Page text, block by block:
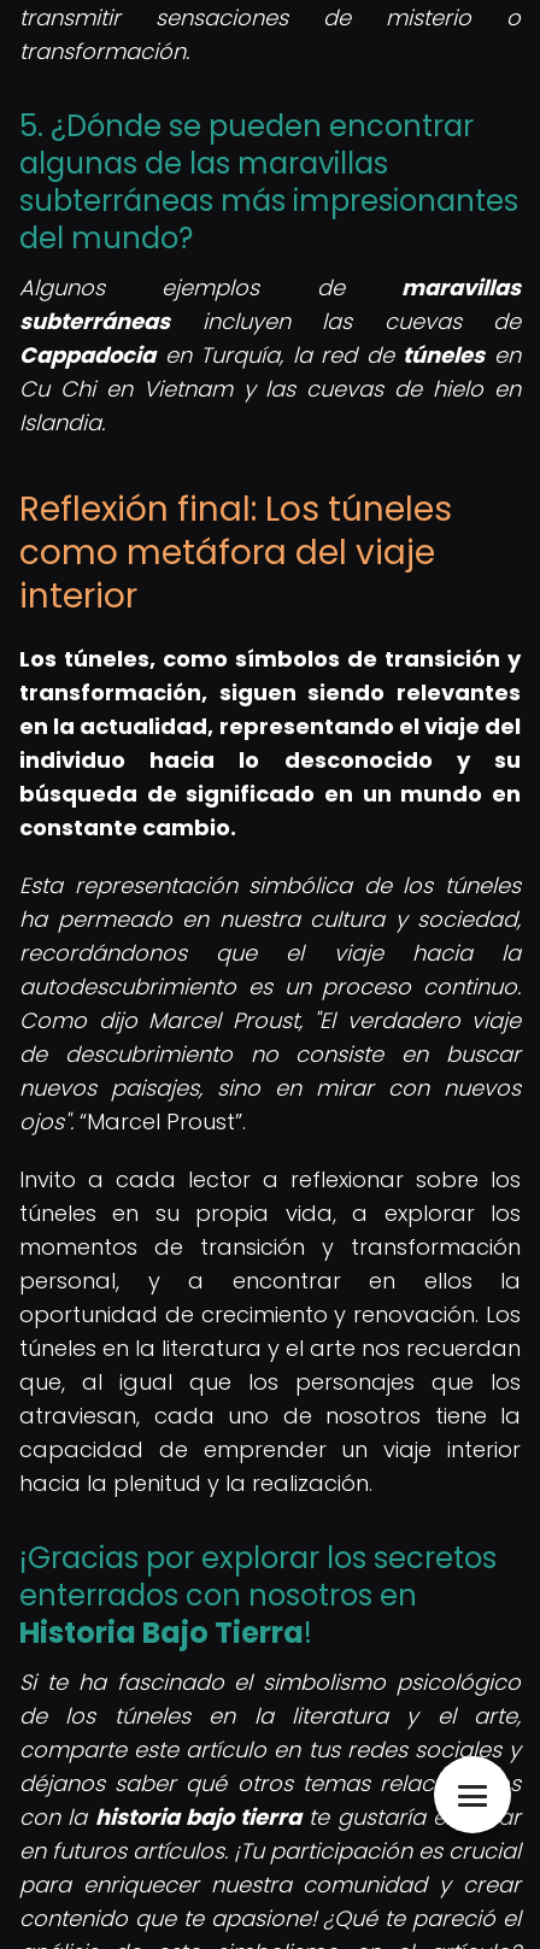
transmitir sensaciones de misterio o
transformación.
5. ¿Dónde se pueden encontrar
algunas de las maravillas
subterráneas más impresionantes
del mundo?
Algunos ejemplos de maravillas
subterráneasincluyen las cuevas de
Cappadociaen Turquía, la red de túnelesen
Cu Chi en Vietnam y las cuevas de hielo en
Islandia.
Reflexión final: Los túneles
como metáfora del viaje
interior
Los túneles, como símbolos de transición y
transformación, siguen siendo relevantes
en la actualidad, representando el viaje del
individuo hacia lo desconocido y su
búsqueda de significado en un mundo en
constante cambio.
Esta representación simbólica de los túneles
ha permeado en nuestra cultura y sociedad,
recordándonos que el viaje hacia la
autodescubrimiento es un proceso continuo.
Como dijo Marcel Proust, "El verdadero viaje
de descubrimiento no consiste en buscar
nuevos paisajes, sino en mirar con nuevos
ojos". Marcel Proust .
Invito a cada lector a reflexionar sobre los
túneles en su propia vida, a explorar los
momentos de transición y transformación
personal, y a encontrar en ellos la
oportunidad de crecimiento y renovación. Los
túneles en la literatura y el arte nos recuerdan
que, al igual que los personajes que los
atraviesan, cada uno de nosotros tiene la
capacidad de emprender un viaje interior
hacia la plenitud y la realización.
¡Gracias por explorar los secretos
enterrados con nosotros en
Historia Bajo Tierra!
Si te ha fascinado el simbolismo psicológico
de los túneles en la literatura y el arte,
comparte este artículo en tus redes sociales y
déjanos saber qué otros temas relacionados
con la historia bajo tierrate gustaría explorar
en futuros artículos. ¡Tu participación es crucial
para enriquecer nuestra comunidad y crear
contenido que te apasione! ¿Qué te pareció el